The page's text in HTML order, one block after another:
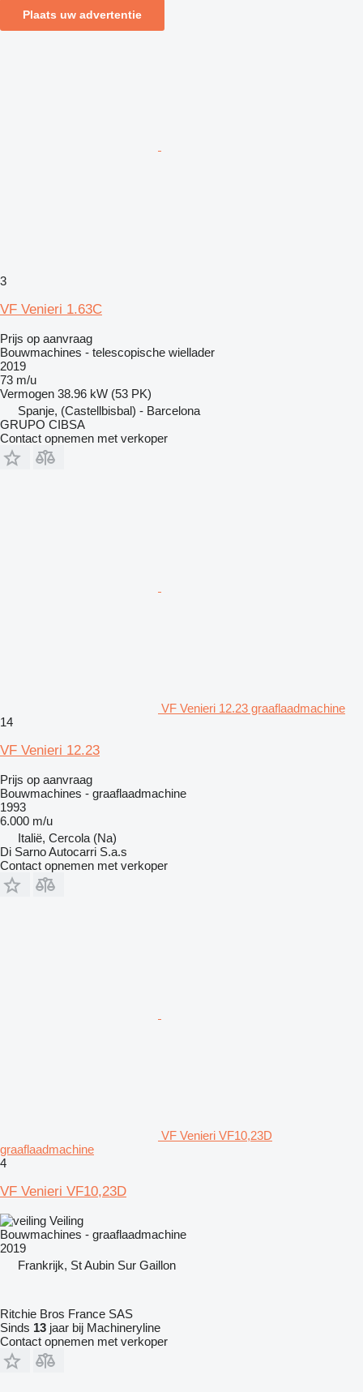
Plaats uw advertentie
3
VF Venieri 1.63C
Prijs op aanvraag
Bouwmachines - telescopische wiellader
2019
73 m/u
Vermogen 38.96 kW (53 PK)
Spanje, (Castellbisbal) - Barcelona
GRUPO CIBSA
Contact opnemen met verkoper
VF Venieri 12.23 graaflaadmachine
14
VF Venieri 12.23
Prijs op aanvraag
Bouwmachines - graaflaadmachine
1993
6.000 m/u
Italië, Cercola (Na)
Di Sarno Autocarri S.a.s
Contact opnemen met verkoper
VF Venieri VF10,23D
graaflaadmachine
4
VF Venieri VF10,23D
Veiling
Bouwmachines - graaflaadmachine
2019
Frankrijk, St Aubin Sur Gaillon
Ritchie Bros France SAS
Sinds 13 jaar bij Machineryline
Contact opnemen met verkoper